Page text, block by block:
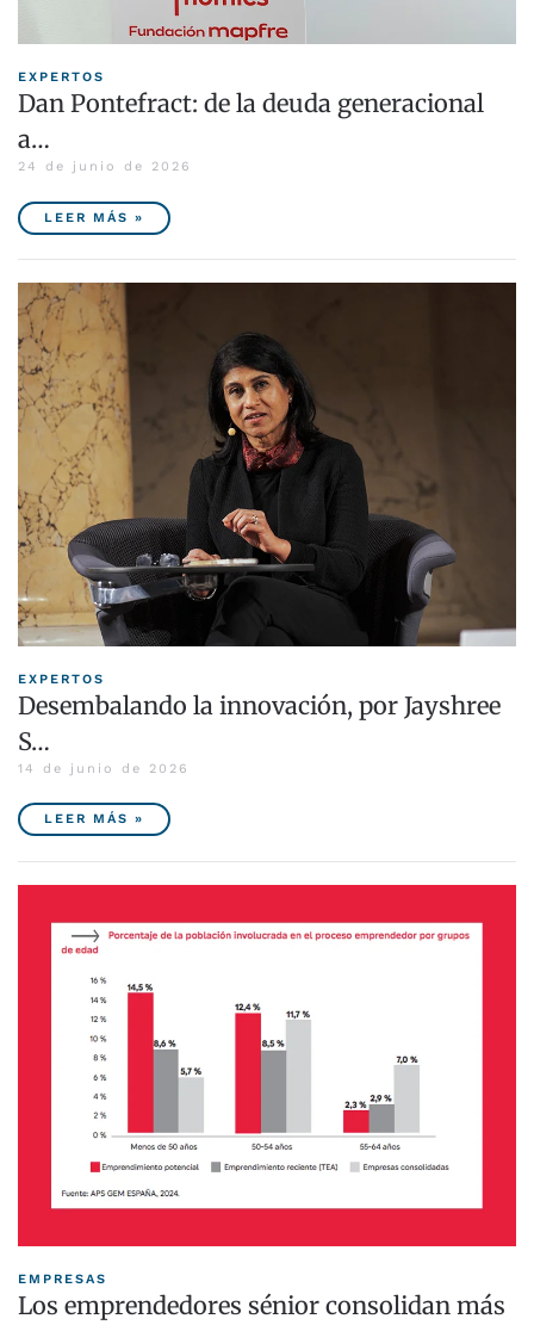
EXPERTOS
Dan Pontefract: de la deuda generacional
a…
24 de junio de 2026
LEER MÁS »
EXPERTOS
Desembalando la innovación, por Jayshree
S…
14 de junio de 2026
LEER MÁS »
EMPRESAS
Los emprendedores sénior consolidan más